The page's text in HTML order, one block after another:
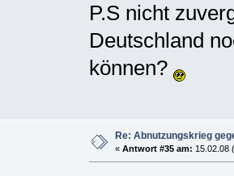
P.S nicht
Deutschland
können?
Re: Abnutzungskrieg
« Antwort #35 am: 15.02.08